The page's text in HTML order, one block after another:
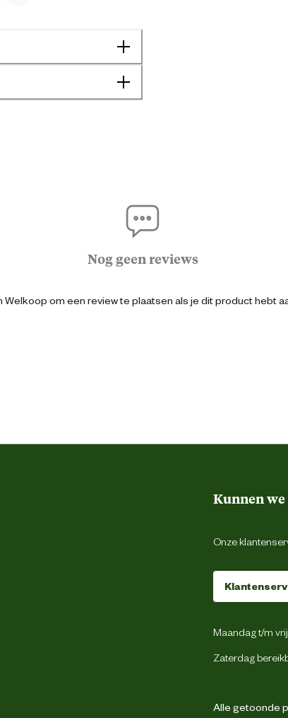
Nog geen reviews
Welkoop om een review te plaatsen als je dit product hebt
Kunnen we
Onze
Maandag t/m
Zaterdag
Alle getoonde